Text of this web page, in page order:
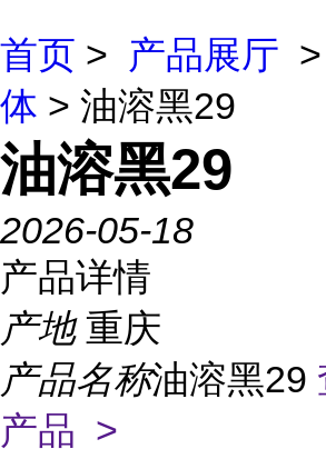
首页 > 产品展厅 >
体 > 油溶黑29
油溶黑29
2026-05-18
产品详情
产地 重庆
产品名称油溶黑29
产品 >